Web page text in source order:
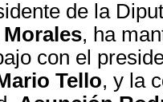
de la
, ha
con el
Tello, y la